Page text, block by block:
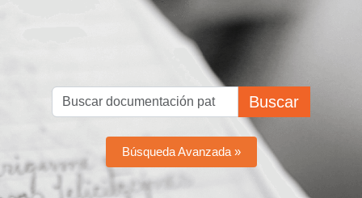
Buscar
Búsqueda Avanzada »